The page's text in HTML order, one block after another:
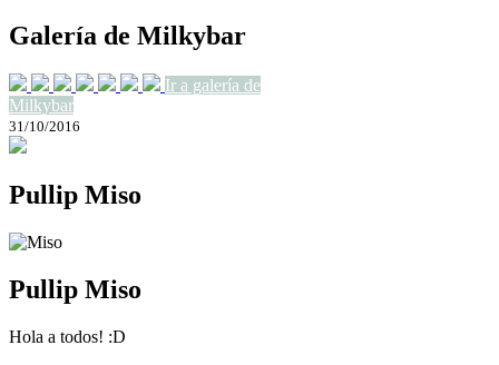
Galería de Milkybar
Ir a galería de
Milkybar
31/10/2016
Pullip Miso
Pullip Miso
Hola a todos! :D